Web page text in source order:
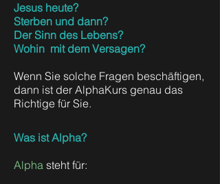
Jesus heute?
Sterben und dann?
Der Sinn des Lebens?
Wohin mit dem Versagen?
Wenn Sie solche Fragen beschäftigen,
dann ist der AlphaKurs genau das
Richtige für Sie.
Was ist Alpha?
Alpha steht für: